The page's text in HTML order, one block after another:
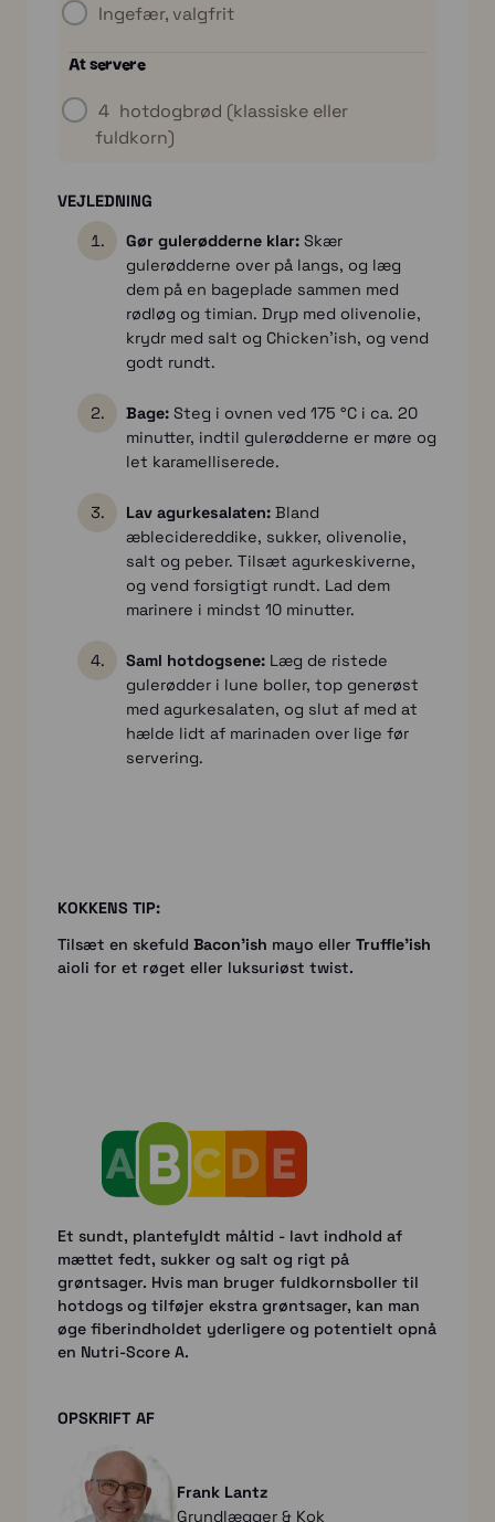
Ingefær, valgfrit
At servere
4 hotdogbrød (klassiske eller
fuldkorn)
VEJLEDNING
Gør gulerødderne klar: Skær
gulerødderne over på langs, og læg
dem på en bageplade sammen med
rødløg og timian. Dryp med olivenolie,
krydr med salt og Chicken'ish, og vend
godt rundt.
Bage: Steg i ovnen ved 175 °C i ca. 20
minutter, indtil gulerødderne er møre og
let karamelliserede.
Lav agurkesalaten: Bland
æblecidereddike, sukker, olivenolie,
salt og peber. Tilsæt agurkeskiverne,
og vend forsigtigt rundt. Lad dem
marinere i mindst 10 minutter.
Saml hotdogsene: Læg de ristede
gulerødder i lune boller, top generøst
med agurkesalaten, og slut af med at
hælde lidt af marinaden over lige før
servering.
KOKKENS TIP:
Tilsæt en skefuld Bacon'ish mayo eller Truffle'ish
aioli for et røget eller luksuriøst twist.
Et sundt, plantefyldt måltid - lavt indhold af
mættet fedt, sukker og salt og rigt på
grøntsager. Hvis man bruger fuldkornsboller til
hotdogs og tilføjer ekstra grøntsager, kan man
øge fiberindholdet yderligere og potentielt opnå
en Nutri-Score A.
OPSKRIFT AF
Frank Lantz
Grundlægger & Kok